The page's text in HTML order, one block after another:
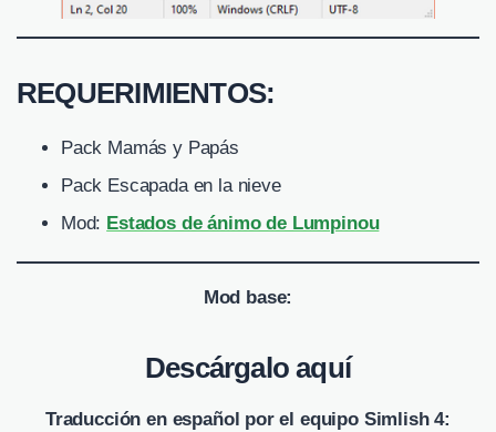
REQUERIMIENTOS:
Pack Mamás y Papás
Pack Escapada en la nieve
Mod: Estados de ánimo de Lumpinou
Mod base:
Descárgalo aquí
Traducción en español por el equipo Simlish 4: